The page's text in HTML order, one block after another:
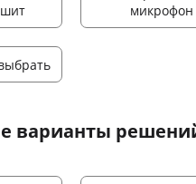
микрофон
варианты